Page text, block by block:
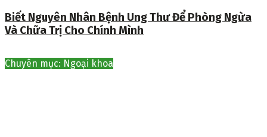
Biết Nguyên Nhân Bệnh Ung Thư Để Phòng Ngừa
Và Chữa Trị Cho Chính Mình
Chuyên mục: Ngoại khoa